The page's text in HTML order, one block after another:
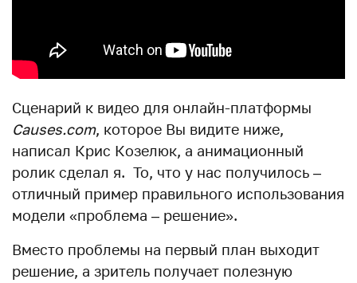
Сценарий к видео для онлайн-платформы
Causes.com, которое Вы видите ниже,
написал Крис Козелюк, а анимационный
ролик сделал я. То, что у нас получилось –
отличный пример правильного использования
модели «проблема – решение».
Вместо проблемы на первый план выходит
решение, а зритель получает полезную